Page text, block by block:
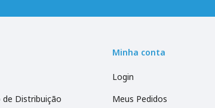
de Distribuição
Minha conta
Login
Meus Pedidos